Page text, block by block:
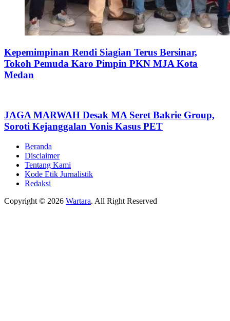
Kepemimpinan Rendi Siagian Terus Bersinar,
Tokoh Pemuda Karo Pimpin PKN MJA Kota
Medan
JAGA MARWAH Desak MA Seret Bakrie Group,
Soroti Kejanggalan Vonis Kasus PET
Beranda
Disclaimer
Tentang Kami
Kode Etik Jurnalistik
Redaksi
Copyright © 2026 Wartara. All Right Reserved